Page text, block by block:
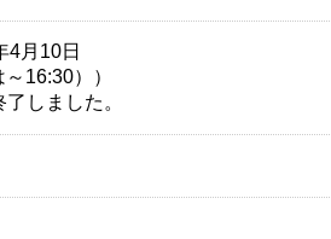
4月10日
16:30））
しました。